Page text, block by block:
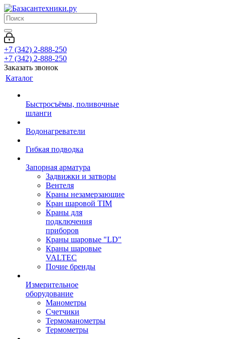
+7 (342) 2-888-250
+7 (342) 2-888-250
Заказать звонок
Каталог
Быстросъёмы, поливочные
шланги
Водонагреватели
Гибкая подводка
Запорная арматура
Задвижки и затворы
Вентеля
Краны незамерзающие
Кран шаровой TIM
Краны для
подключения
приборов
Краны шаровые "LD"
Краны шаровые
VALTEC
Почие бренды
Измерительное
оборудование
Манометры
Счетчики
Термоманометры
Термометры